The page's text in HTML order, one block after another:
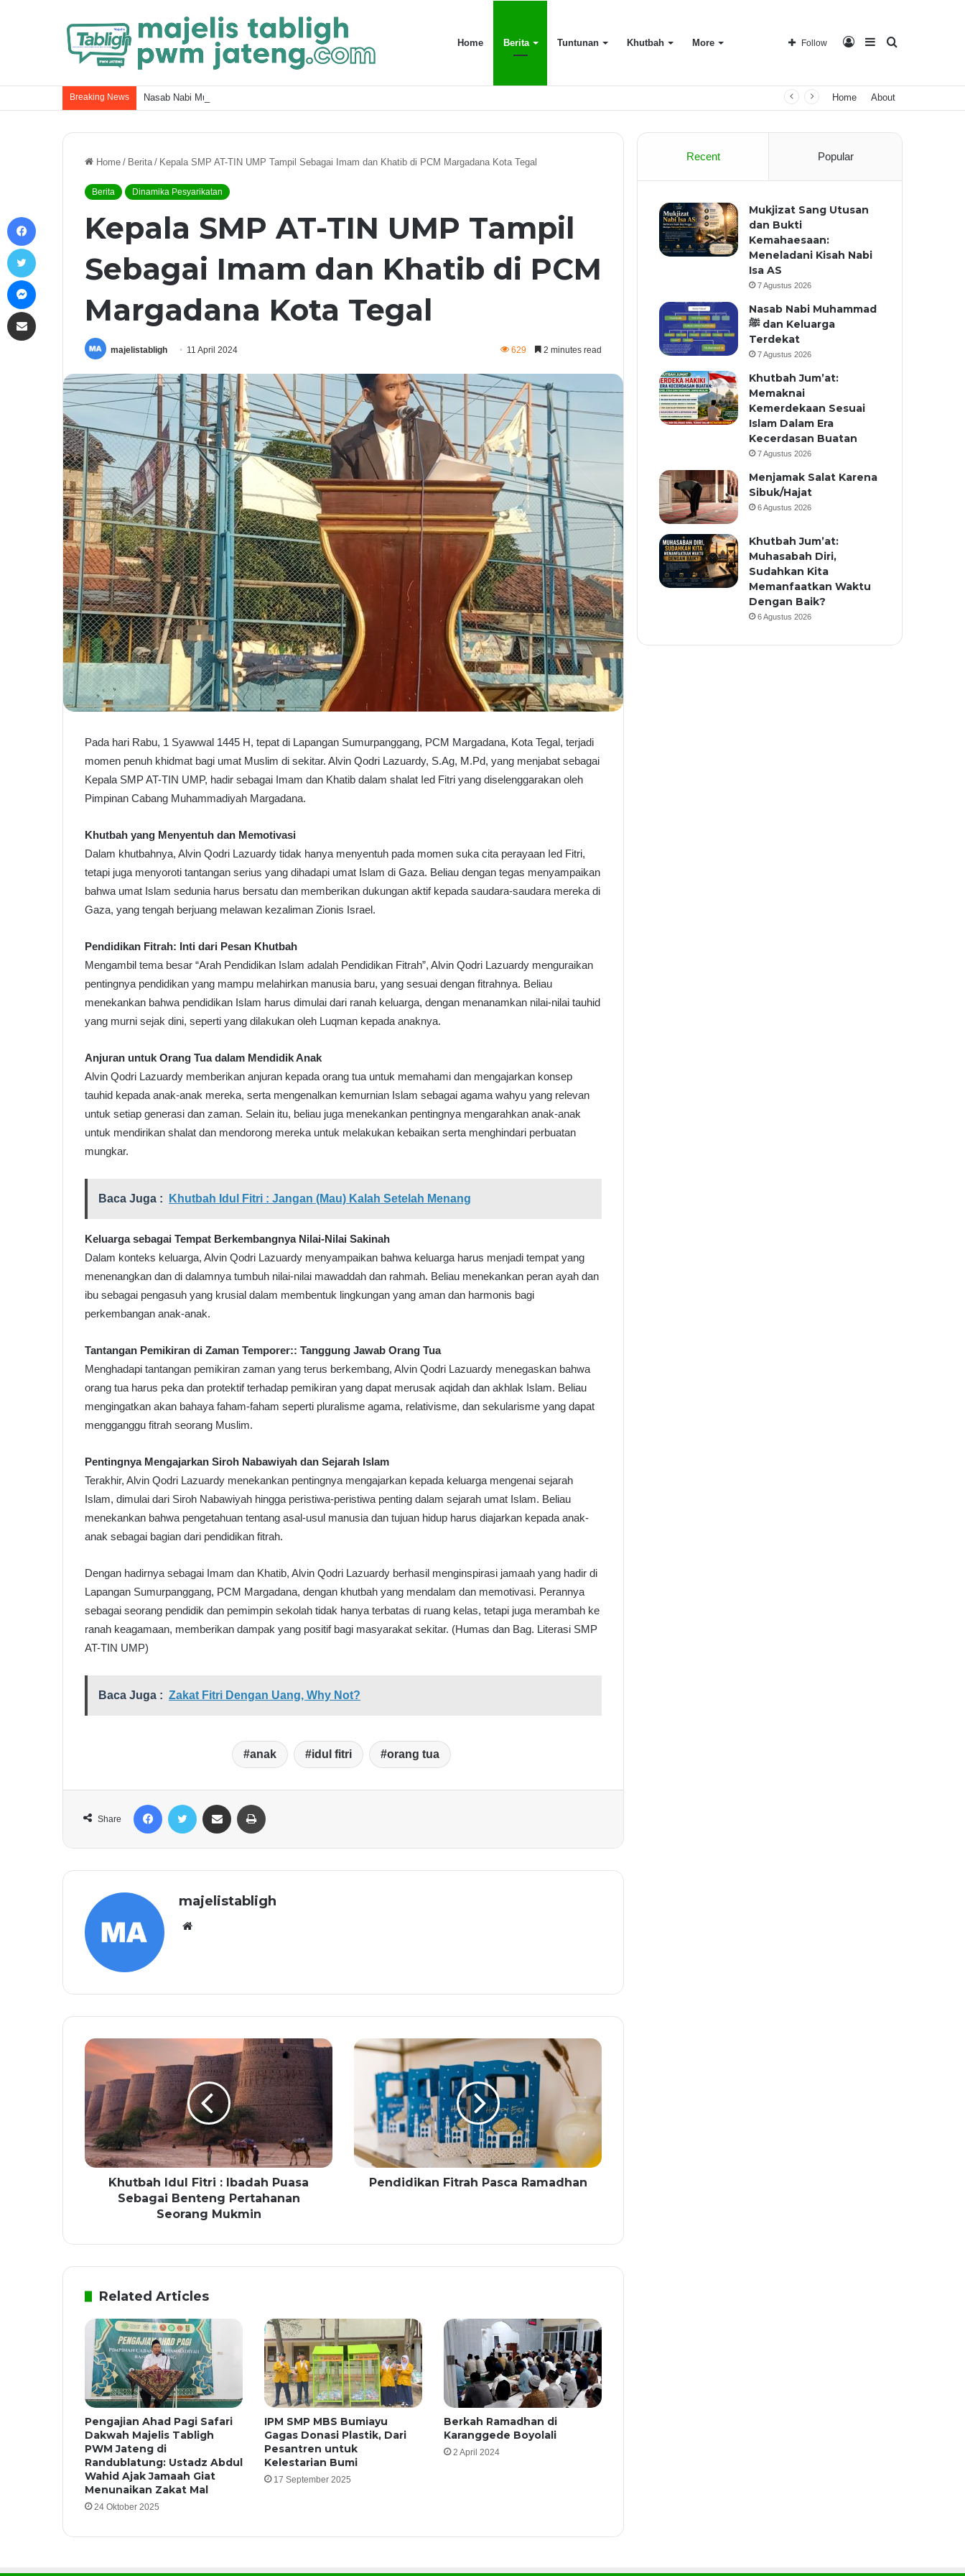
Home Berita Tuntunan Khutbah More Sidebar
Log
Follow
Breaking News Home About
Home / Berita / Kepala SMP AT-TIN UMP Tampil Sebagai Imam dan Khatib di PCM Margadana Kota Tegal
Berita Dinamika Pesyarikatan
Kepala SMP AT-TIN UMP Tampil
Sebagai Imam dan Khatib di PCM
Margadana Kota Tegal
majelistabligh 11 April 2024 629 2 minutes read
Pada hari Rabu, 1 Syawwal 1445 H, tepat di Lapangan Sumurpanggang, PCM Margadana, Kota Tegal, terjadi
momen penuh khidmat bagi umat Muslim di sekitar. Alvin Qodri Lazuardy, S.Ag, M.Pd, yang menjabat sebagai
Kepala SMP AT-TIN UMP, hadir sebagai Imam dan Khatib dalam shalat Ied Fitri yang diselenggarakan oleh
Pimpinan Cabang Muhammadiyah Margadana.
Khutbah yang Menyentuh dan Memotivasi
Dalam khutbahnya, Alvin Qodri Lazuardy tidak hanya menyentuh pada momen suka cita perayaan Ied Fitri,
tetapi juga menyoroti tantangan serius yang dihadapi umat Islam di Gaza. Beliau dengan tegas menyampaikan
bahwa umat Islam sedunia harus bersatu dan memberikan dukungan aktif kepada saudara-saudara mereka di
Gaza, yang tengah berjuang melawan kezaliman Zionis Israel.
Pendidikan Fitrah: Inti dari Pesan Khutbah
Mengambil tema besar “Arah Pendidikan Islam adalah Pendidikan Fitrah”, Alvin Qodri Lazuardy menguraikan
pentingnya pendidikan yang mampu melahirkan manusia baru, yang sesuai dengan fitrahnya. Beliau
menekankan bahwa pendidikan Islam harus dimulai dari ranah keluarga, dengan menanamkan nilai-nilai tauhid
yang murni sejak dini, seperti yang dilakukan oleh Luqman kepada anaknya.
Anjuran untuk Orang Tua dalam Mendidik Anak
Alvin Qodri Lazuardy memberikan anjuran kepada orang tua untuk memahami dan mengajarkan konsep
tauhid kepada anak-anak mereka, serta mengenalkan kemurnian Islam sebagai agama wahyu yang relevan
untuk setiap generasi dan zaman. Selain itu, beliau juga menekankan pentingnya mengarahkan anak-anak
untuk mendirikan shalat dan mendorong mereka untuk melakukan kebaikan serta menghindari perbuatan
mungkar.
Baca Juga : Khutbah Idul Fitri : Jangan (Mau) Kalah Setelah Menang
Keluarga sebagai Tempat Berkembangnya Nilai-Nilai Sakinah
Dalam konteks keluarga, Alvin Qodri Lazuardy menyampaikan bahwa keluarga harus menjadi tempat yang
menenangkan dan di dalamnya tumbuh nilai-nilai mawaddah dan rahmah. Beliau menekankan peran ayah dan
ibu sebagai pengasuh yang krusial dalam membentuk lingkungan yang aman dan harmonis bagi
perkembangan anak-anak.
Tantangan Pemikiran di Zaman Temporer:: Tanggung Jawab Orang Tua
Menghadapi tantangan pemikiran zaman yang terus berkembang, Alvin Qodri Lazuardy menegaskan bahwa
orang tua harus peka dan protektif terhadap pemikiran yang dapat merusak aqidah dan akhlak Islam. Beliau
mengingatkan akan bahaya faham-faham seperti pluralisme agama, relativisme, dan sekularisme yang dapat
mengganggu fitrah seorang Muslim.
Pentingnya Mengajarkan Siroh Nabawiyah dan Sejarah Islam
Terakhir, Alvin Qodri Lazuardy menekankan pentingnya mengajarkan kepada keluarga mengenai sejarah
Islam, dimulai dari Siroh Nabawiyah hingga peristiwa-peristiwa penting dalam sejarah umat Islam. Beliau
menekankan bahwa pengetahuan tentang asal-usul manusia dan tujuan hidup harus diajarkan kepada anak-
anak sebagai bagian dari pendidikan fitrah.
Dengan hadirnya sebagai Imam dan Khatib, Alvin Qodri Lazuardy berhasil menginspirasi jamaah yang hadir di
Lapangan Sumurpanggang, PCM Margadana, dengan khutbah yang mendalam dan memotivasi. Perannya
sebagai seorang pendidik dan pemimpin sekolah tidak hanya terbatas di ruang kelas, tetapi juga merambah ke
ranah keagamaan, memberikan dampak yang positif bagi masyarakat sekitar. (Humas dan Bag. Literasi SMP
AT-TIN UMP)
Baca Juga : Zakat Fitri Dengan Uang, Why Not?
anak idul fitri orang tua
Share
Facebook Twitter Share via Email
majelistabligh
Khutbah Idul Fitri : Ibadah Puasa
Sebagai Benteng Pertahanan
Seorang Mukmin
Pendidikan Fitrah Pasca Ramadhan
Related Articles
Pengajian Ahad Pagi Safari
Dakwah Majelis Tabligh
PWM Jateng di
Randublatung: Ustadz Abdul
Wahid Ajak Jamaah Giat
Menunaikan Zakat Mal
24 Oktober 2025
IPM SMP MBS Bumiayu
Gagas Donasi Plastik, Dari
Pesantren untuk
Kelestarian Bumi
17 September 2025
Berkah Ramadhan di
Karanggede Boyolali
2 April 2024
Recent Popular
Mukjizat Sang Utusan
dan Bukti
Kemahaesaan:
Meneladani Kisah Nabi
Isa AS
7 Agustus 2026
Nasab Nabi Muhammad
ﷺ dan Keluarga
Terdekat
7 Agustus 2026
Khutbah Jum’at:
Memaknai
Kemerdekaan Sesuai
Islam Dalam Era
Kecerdasan Buatan
7 Agustus 2026
Menjamak Salat Karena
Sibuk/Hajat
6 Agustus 2026
Khutbah Jum’at:
Muhasabah Diri,
Sudahkan Kita
Memanfaatkan Waktu
Dengan Baik?
6 Agustus 2026